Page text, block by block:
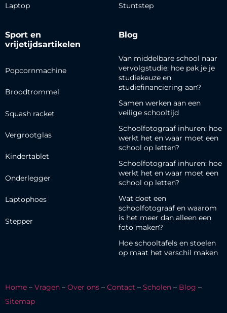
Laptop Stuntstep
Sport en
vrijetijdsartikelen
Popcornmachine
Broodtrommel
Squash racket
Vergrootglas
Kindertablet
Onderlegger
Laptophoes
Stepper
Blog
Van middelbare school naar
vervolgstudie: hoe pak je je
studiekeuze en
studiefinanciering aan?
Samen werken aan een
veilige schooltijd
Schoolfotograaf inhuren: hoe
werkt het en waar moet een
school op letten?
Schoolfotograaf inhuren: hoe
werkt het en waar moet een
school op letten?
Wat doet een
schoolfotograaf en waarom
is het meer dan alleen een
foto maken?
Hoe schooltafels en stoelen
op maat het verschil maken
Home – Vragen – Over ons – Contact – Scholen – Blog –
Sitemap